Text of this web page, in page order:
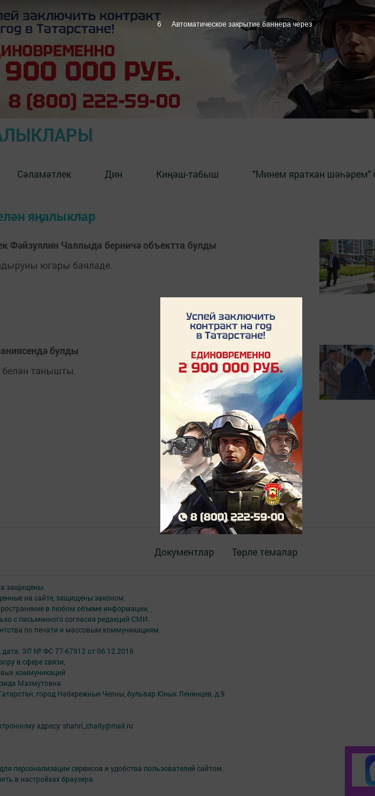
Сәламәтлек Дин Киңәш-табыш "Минем яраткан шәһәрем"
яңалыклар
Фәйзуллин Чаллыда берничә объектта булды
югары бәяләде.
булды
танышты.
Документлар Төрле темалар
защищены.
на сайте, защищены законом.
в любом объеме информации,
с письменного согласия редакций СМИ.
по печати и массовым коммуникациям.
ЭЛ № ФС 77-67912 от 06.12.2016
в сфере связи,
коммуникаций
Махмутовна
город Набережные Челны, бульвар Юных Ленинцев, д.9
адресу: shahri_chally@mail.ru
для персонализации сервисов и удобства пользователей сайтом.
в настройках браузера.
6 Автоматическое закрытие баннера через